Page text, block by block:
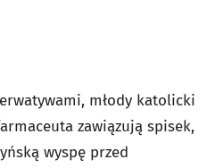
młody katolicki
zawiązują spisek,
wyspę przed